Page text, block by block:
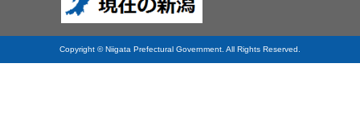
Copyright © Niigata Prefectural Government. All Rights Reserved.